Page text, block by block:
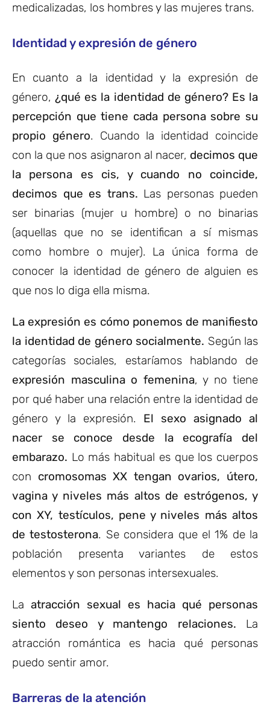
medicalizadas, los hombres y las mujeres trans.
Identidad y expresión de género
En cuanto a la identidad y la expresión de
género,¿qué es la identidad de género? Es la
percepción que tiene cada persona sobre su
propio género. Cuando la identidad coincide
con la que nos asignaron al nacer, decimos que
la persona es cis, y cuando no coincide,
decimos que es trans. Las personas pueden
ser binarias (mujer u hombre) o no binarias
(aquellas que no se identifican a sí mismas
como hombre o mujer). La única forma de
conocer la identidad de género de alguien es
que nos lo diga ella misma.
La expresión es cómo ponemos de manifiesto
la identidad de género socialmente. Según las
categorías sociales, estaríamos hablando de
expresión masculina o femenina, y no tiene
por qué haber una relación entre la identidad de
género y la expresión. El sexo asignado al
nacer se conoce desde la ecografía del
embarazo. Lo más habitual es que los cuerpos
con cromosomas XX tengan ovarios, útero,
vagina y niveles más altos de estrógenos, y
con XY, testículos, pene y niveles más altos
de testosterona. Se considera que el 1% de la
población presenta variantes de estos
elementos y son personas intersexuales.
La atracción sexual es hacia qué personas
siento deseo y mantengo relaciones. La
atracción romántica es hacia qué personas
puedo sentir amor.
Barreras de la atención